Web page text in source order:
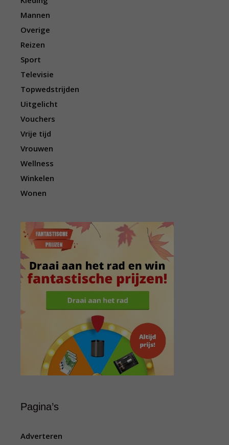
Mannen
Overige
Reizen
Sport
Televisie
Topwedstrijden
Uitgelicht
Vouchers
Vrije tijd
Vrouwen
Wellness
Winkelen
Wonen
Pagina’s
Adverteren